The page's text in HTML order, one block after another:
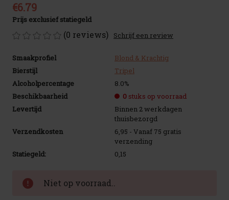
€6.79
Prijs exclusief statiegeld
(0 reviews) Schrijf een review
Smaakprofiel
Blond & Krachtig
Bierstijl
Tripel
Alcoholpercentage
8.0%
Beschikbaarheid
0 stuks op voorraad
Levertijd
Binnen 2 werkdagen
thuisbezorgd
Verzendkosten
6,95 - Vanaf 75 gratis
verzending
Statiegeld:
0,15
voorraad: Niet op voorraad..